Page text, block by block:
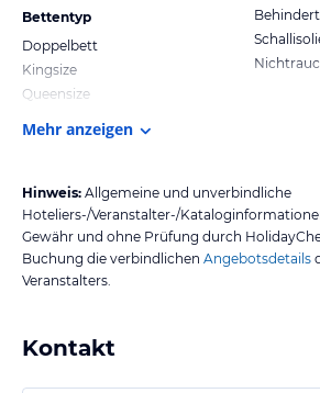
Bettentyp
Doppelbett
Kingsize
Queensize
Mehr anzeigen
Hinweis: Allgemeine und unverbindliche
Hoteliers-/Veranstalter-/
Gewähr und ohne Prüfung durch
Buchung die verbindlichen Angebotsdetails
Veranstalters.
Kontakt